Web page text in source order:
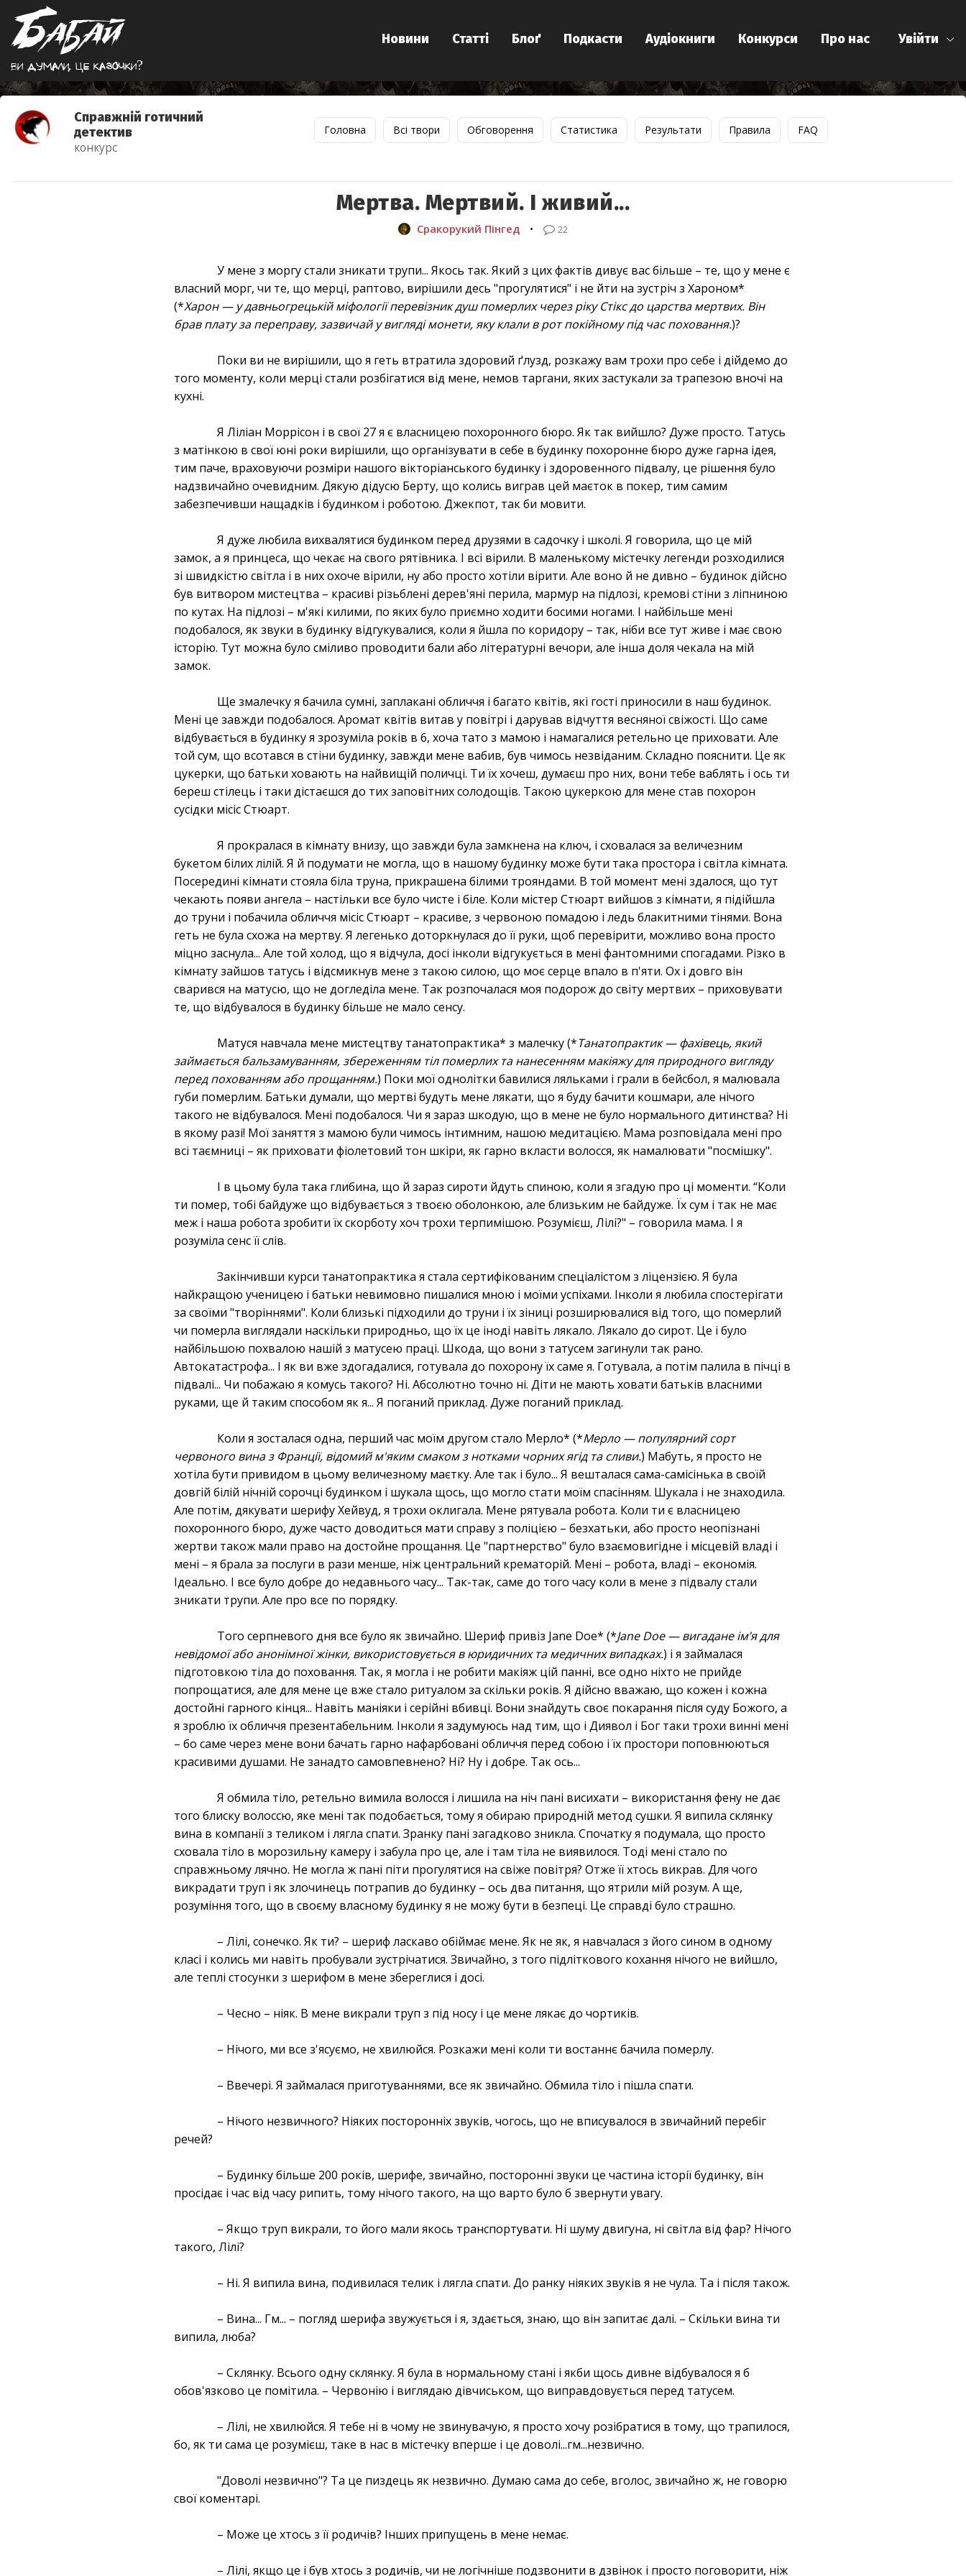
Ви думали, це казочки?
Увійти
Новини Статті Блоґ Подкасти Аудіокниги Конкурси Про нас
Справжній готичний
детектив
конкурс
Головна Всі твори Обговорення Статистика Результати Правила FAQ
Мертва. Мертвий. І живий...
Сракорукий Пінгед • 22
У мене з моргу стали зникати трупи... Якось так. Який з цих фактів дивує вас більше – те, що у мене є
власний морг, чи те, що мерці, раптово, вирішили десь "прогулятися" і не йти на зустріч з Хароном*
(*Харон — у давньогрецькій міфології перевізник душ померлих через ріку Стікс до царства мертвих. Він
брав плату за переправу, зазвичай у вигляді монети, яку клали в рот покійному під час поховання.)?
Поки ви не вирішили, що я геть втратила здоровий ґлузд, розкажу вам трохи про себе і дійдемо до
того моменту, коли мерці стали розбігатися від мене, немов таргани, яких застукали за трапезою вночі на
кухні.
Я Ліліан Моррісон і в свої 27 я є власницею похоронного бюро. Як так вийшло? Дуже просто. Татусь
з матінкою в свої юні роки вирішили, що організувати в себе в будинку похоронне бюро дуже гарна ідея,
тим паче, враховуючи розміри нашого вікторіанського будинку і здоровенного підвалу, це рішення було
надзвичайно очевидним. Дякую дідусю Берту, що колись виграв цей маєток в покер, тим самим
забезпечивши нащадків і будинком і роботою. Джекпот, так би мовити.
Я дуже любила вихвалятися будинком перед друзями в садочку і школі. Я говорила, що це мій
замок, а я принцеса, що чекає на свого рятівника. І всі вірили. В маленькому містечку легенди розходилися
зі швидкістю світла і в них охоче вірили, ну або просто хотіли вірити. Але воно й не дивно – будинок дійсно
був витвором мистецтва – красиві різьблені дерев'яні перила, мармур на підлозі, кремові стіни з ліпниною
по кутах. На підлозі – м'які килими, по яких було приємно ходити босими ногами. І найбільше мені
подобалося, як звуки в будинку відгукувалися, коли я йшла по коридору – так, ніби все тут живе і має свою
історію. Тут можна було сміливо проводити бали або літературні вечори, але інша доля чекала на мій
замок.
Ще змалечку я бачила сумні, заплакані обличчя і багато квітів, які гості приносили в наш будинок.
Мені це завжди подобалося. Аромат квітів витав у повітрі і дарував відчуття весняної свіжості. Що саме
відбувається в будинку я зрозуміла років в 6, хоча тато з мамою і намагалися ретельно це приховати. Але
той сум, що всотався в стіни будинку, завжди мене вабив, був чимось незвіданим. Складно пояснити. Це як
цукерки, що батьки ховають на найвищій поличці. Ти їх хочеш, думаєш про них, вони тебе ваблять і ось ти
береш стілець і таки дістаєшся до тих заповітних солодощів. Такою цукеркою для мене став похорон
сусідки місіс Стюарт.
Я прокралася в кімнату внизу, що завжди була замкнена на ключ, і сховалася за величезним
букетом білих лілій. Я й подумати не могла, що в нашому будинку може бути така простора і світла кімната.
Посередині кімнати стояла біла труна, прикрашена білими трояндами. В той момент мені здалося, що тут
чекають появи ангела – настільки все було чисте і біле. Коли містер Стюарт вийшов з кімнати, я підійшла
до труни і побачила обличчя місіс Стюарт – красиве, з червоною помадою і ледь блакитними тінями. Вона
геть не була схожа на мертву. Я легенько доторкнулася до її руки, щоб перевірити, можливо вона просто
міцно заснула... Але той холод, що я відчула, досі інколи відгукується в мені фантомними спогадами. Різко в
кімнату зайшов татусь і відсмикнув мене з такою силою, що моє серце впало в п'яти. Ох і довго він
сварився на матусю, що не догледіла мене. Так розпочалася моя подорож до світу мертвих – приховувати
те, що відбувалося в будинку більше не мало сенсу.
Матуся навчала мене мистецтву танатопрактика* з малечку (*Танатопрактик — фахівець, який
займається бальзамуванням, збереженням тіл померлих та нанесенням макіяжу для природного вигляду
перед похованням або прощанням.) Поки мої однолітки бавилися ляльками і грали в бейсбол, я малювала
губи померлим. Батьки думали, що мертві будуть мене лякати, що я буду бачити кошмари, але нічого
такого не відбувалося. Мені подобалося. Чи я зараз шкодую, що в мене не було нормального дитинства? Ні
в якому разі! Мої заняття з мамою були чимось інтимним, нашою медитацією. Мама розповідала мені про
всі таємниці – як приховати фіолетовий тон шкіри, як гарно вкласти волосся, як намалювати "посмішку".
І в цьому була така глибина, що й зараз сироти йдуть спиною, коли я згадую про ці моменти. “Коли
ти помер, тобі байдуже що відбувається з твоєю оболонкою, але близьким не байдуже. Їх сум і так не має
меж і наша робота зробити їх скорботу хоч трохи терпимішою. Розумієш, Лілі?" – говорила мама. І я
розуміла сенс її слів.
Закінчивши курси танатопрактика я стала сертифікованим спеціалістом з ліцензією. Я була
найкращою ученицею і батьки невимовно пишалися мною і моїми успіхами. Інколи я любила спостерігати
за своїми "творіннями". Коли близькі підходили до труни і їх зіниці розширювалися від того, що померлий
чи померла виглядали наскільки природньо, що їх це іноді навіть лякало. Лякало до сирот. Це і було
найбільшою похвалою нашій з матусею праці. Шкода, що вони з татусем загинули так рано.
Автокатастрофа... І як ви вже здогадалися, готувала до похорону їх саме я. Готувала, а потім палила в пічці в
підвалі... Чи побажаю я комусь такого? Ні. Абсолютно точно ні. Діти не мають ховати батьків власними
руками, ще й таким способом як я... Я поганий приклад. Дуже поганий приклад.
Коли я зосталася одна, перший час моїм другом стало Мерло* (*Мерло — популярний сорт
червоного вина з Франції, відомий м'яким смаком з нотками чорних ягід та сливи.) Мабуть, я просто не
хотіла бути привидом в цьому величезному маєтку. Але так і було... Я вешталася сама-самісінька в своїй
довгій білій нічній сорочці будинком і шукала щось, що могло стати моїм спасінням. Шукала і не знаходила.
Але потім, дякувати шерифу Хейвуд, я трохи оклигала. Мене рятувала робота. Коли ти є власницею
похоронного бюро, дуже часто доводиться мати справу з поліцією – безхатьки, або просто неопізнані
жертви також мали право на достойне прощання. Це "партнерство" було взаємовигідне і місцевій владі і
мені – я брала за послуги в рази менше, ніж центральний крематорій. Мені – робота, владі – економія.
Ідеально. І все було добре до недавнього часу... Так-так, саме до того часу коли в мене з підвалу стали
зникати трупи. Але про все по порядку.
Того серпневого дня все було як звичайно. Шериф привіз Jane Doe* (*Jane Doe — вигадане ім’я для
невідомої або анонімної жінки, використовується в юридичних та медичних випадках.) і я займалася
підготовкою тіла до поховання. Так, я могла і не робити макіяж цій панні, все одно ніхто не прийде
попрощатися, але для мене це вже стало ритуалом за скільки років. Я дійсно вважаю, що кожен і кожна
достойні гарного кінця... Навіть маніяки і серійні вбивці. Вони знайдуть своє покарання після суду Божого, а
я зроблю їх обличчя презентабельним. Інколи я задумуюсь над тим, що і Диявол і Бог таки трохи винні мені
– бо саме через мене вони бачать гарно нафарбовані обличчя перед собою і їх простори поповнюються
красивими душами. Не занадто самовпевнено? Ні? Ну і добре. Так ось...
Я обмила тіло, ретельно вимила волосся і лишила на ніч пані висихати – використання фену не дає
того блиску волоссю, яке мені так подобається, тому я обираю природній метод сушки. Я випила склянку
вина в компанії з теликом і лягла спати. Зранку пані загадково зникла. Спочатку я подумала, що просто
сховала тіло в морозильну камеру і забула про це, але і там тіла не виявилося. Тоді мені стало по
справжньому лячно. Не могла ж пані піти прогулятися на свіже повітря? Отже її хтось викрав. Для чого
викрадати труп і як злочинець потрапив до будинку – ось два питання, що ятрили мій розум. А ще,
розуміння того, що в своєму власному будинку я не можу бути в безпеці. Це справді було страшно.
– Лілі, сонечко. Як ти? – шериф ласкаво обіймає мене. Як не як, я навчалася з його сином в одному
класі і колись ми навіть пробували зустрічатися. Звичайно, з того підліткового кохання нічого не вийшло,
але теплі стосунки з шерифом в мене збереглися і досі.
– Чесно – ніяк. В мене викрали труп з під носу і це мене лякає до чортиків.
– Нічого, ми все з'ясуємо, не хвилюйся. Розкажи мені коли ти востаннє бачила померлу.
– Ввечері. Я займалася приготуваннями, все як звичайно. Обмила тіло і пішла спати.
– Нічого незвичного? Ніяких посторонніх звуків, чогось, що не вписувалося в звичайний перебіг
речей?
– Будинку більше 200 років, шерифе, звичайно, посторонні звуки це частина історії будинку, він
просідає і час від часу рипить, тому нічого такого, на що варто було б звернути увагу.
– Якщо труп викрали, то його мали якось транспортувати. Ні шуму двигуна, ні світла від фар? Нічого
такого, Лілі?
– Ні. Я випила вина, подивилася телик і лягла спати. До ранку ніяких звуків я не чула. Та і після також.
– Вина... Гм... – погляд шерифа звужується і я, здається, знаю, що він запитає далі. – Скільки вина ти
випила, люба?
– Склянку. Всього одну склянку. Я була в нормальному стані і якби щось дивне відбувалося я б
обов'язково це помітила. – Червонію і виглядаю дівчиськом, що виправдовується перед татусем.
– Лілі, не хвилюйся. Я тебе ні в чому не звинувачую, я просто хочу розібратися в тому, що трапилося,
бо, як ти сама це розумієш, таке в нас в містечку вперше і це доволі...гм...незвично.
"Доволі незвично"? Та це пиздець як незвично. Думаю сама до себе, вголос, звичайно ж, не говорю
свої коментарі.
– Може це хтось з її родичів? Інших припущень в мене немає.
– Лілі, якщо це і був хтось з родичів, чи не логічніше подзвонити в дзвінок і просто поговорити, ніж